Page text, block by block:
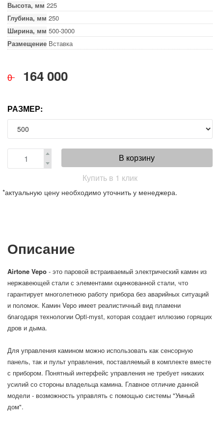
Высота, мм 225
Глубина, мм 250
Ширина, мм 500-3000
Размещение Вставка
0 164 000
РАЗМЕР:
В корзину
Купить в 1 клик
*актуальную цену необходимо уточнить у менеджера.
Описание
Airtone Vepo - это паровой встраиваемый электрический камин из
нержавеющей стали с элементами оцинкованной стали, что
гарантирует многолетнюю работу прибора без аварийных ситуаций
и поломок. Камин Vepo имеет реалистичный вид пламени
благодаря технологии Opti-myst, которая создает иллюзию горящих
дров и дыма.
Для управления камином можно использовать как сенсорную
панель, так и пульт управления, поставляемый в комплекте вместе
с прибором. Понятный интерфейс управления не требует никаких
усилий со стороны владельца камина. Главное отличие данной
модели - возможность управлять с помощью системы "Умный
дом".